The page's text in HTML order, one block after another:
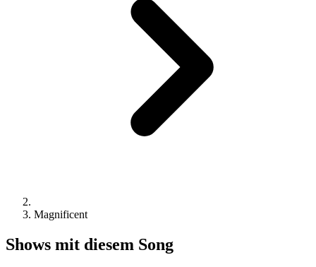
Magnificent
Shows mit diesem Song